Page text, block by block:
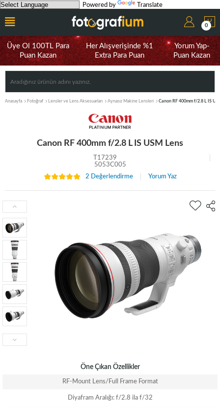
Powered by Translate
0
Üye Ol 100TL Para
Puan Kazan
Her Alışverişinde %1
Extra Para Puan
Yorum Yap-
Puan Kazan
Anasayfa Fotoğraf Lensler ve Lens Aksesuarları Aynasız Makine Lensleri Canon RF 400mm f/2.8 L IS
Canon RF 400mm f/2.8 L IS USM Lens
T17239
5053C005
2 Değerlendirme
Yorum Yaz
Öne Çıkan Özellikler
RF-Mount Lens/Full Frame Format
Diyafram Aralığı: f/2.8 ila f/32